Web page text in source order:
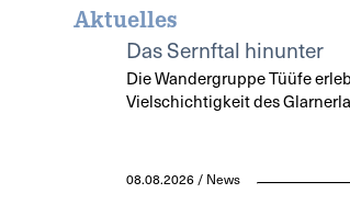
Aktuelles
Das Sernftal hinunter
Die Wandergruppe Tüüfe
Vielschichtigkeit des
08.08.2026 / News